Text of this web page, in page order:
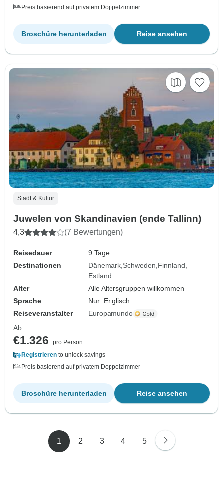
Preis basierend auf privatem Doppelzimmer
Reise ansehen
Broschüre herunterladen
Stadt & Kultur
Juwelen von Skandinavien (ende Tallinn)
4,3 (7 Bewertungen)
Reisedauer
9 Tage
Destinationen
Dänemark Schweden Finnland
Estland
Alter
Alle Altersgruppen willkommen
Sprache
Nur: Englisch
Reiseveranstalter
Europamundo
Ab
€1.326
pro Person
Registrieren to unlock savings
Preis basierend auf privatem Doppelzimmer
Reise ansehen
Broschüre herunterladen
1 2 3 4 5